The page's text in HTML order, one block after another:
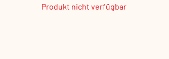
Produkt nicht verfügbar